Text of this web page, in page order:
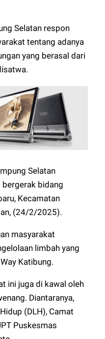
Selatan respon
tentang adanya
yang berasal dari
Selatan
bergerak bidang
Kecamatan
(24/2/2025).
masyarakat
limbah yang
Katibung.
ini juga di kawal oleh
Diantaranya,
(DLH), Camat
Puskesmas